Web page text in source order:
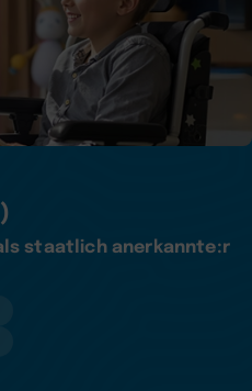
staatlich anerkannte:r